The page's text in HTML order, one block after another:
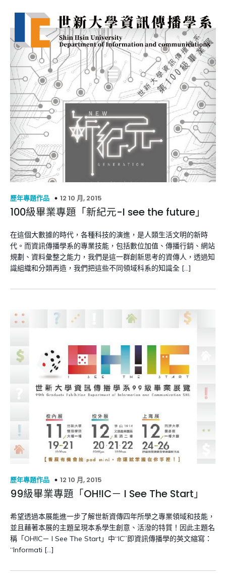
歷年專題作品 12 10 月, 2015
100級畢業專題「新紀元-I see the future」
在這個大數據的時代，各種科技的演進，是人類生活文明的新時
代。而資訊傳播學系的專業技能，包括數位加值、傳播行銷、網站
規劃、資料彙整之能力，我們是這一群創新思考的資傳人，透過知
識組織和分類再造，我們把這些不同領域科系的知識全 […]
歷年專題作品 12 10 月, 2015
99級畢業專題「OH!IC－ I See The Start」
希望透過本展能進一步了解世新資傳四年所學之專業領域和技能，
並且藉著本展的主題呈現本系學生創意、活潑的特質！因此主題名
稱「OH!IC－ I See The Start」中“IC”即資訊傳播學的英文縮寫：
“Informati […]